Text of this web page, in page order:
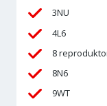
3NU
4L6
8
8N6
9WT